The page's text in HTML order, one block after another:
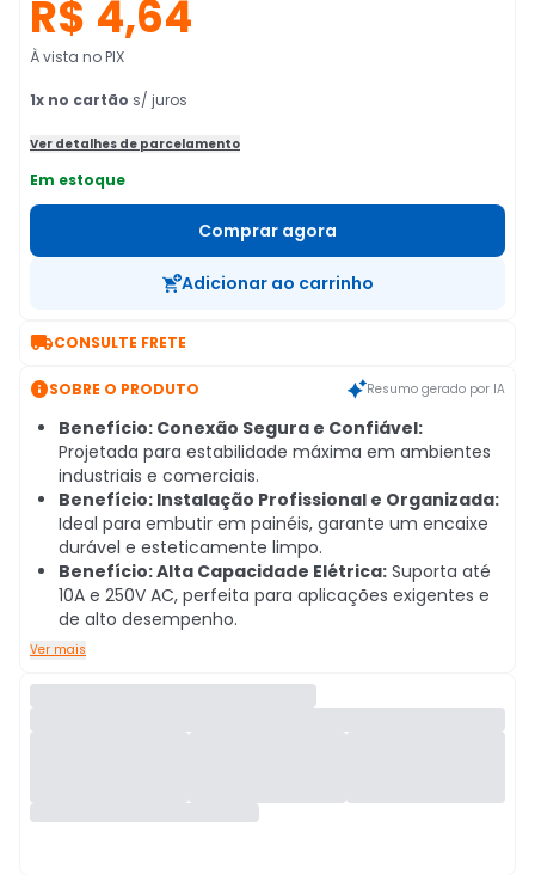
R$ 4,64
À vista no PIX
1x no cartão s/ juros
Ver detalhes de parcelamento
Em estoque
Comprar agora
Adicionar ao carrinho
CONSULTE FRETE
SOBRE O PRODUTO Resumo gerado por IA
Benefício: Conexão Segura e Confiável:
Projetada para estabilidade máxima em ambientes
industriais e comerciais.
Benefício: Instalação Profissional e Organizada:
Ideal para embutir em painéis, garante um encaixe
durável e esteticamente limpo.
Benefício: Alta Capacidade Elétrica: Suporta até
10A e 250V AC, perfeita para aplicações exigentes e
de alto desempenho.
Ver mais